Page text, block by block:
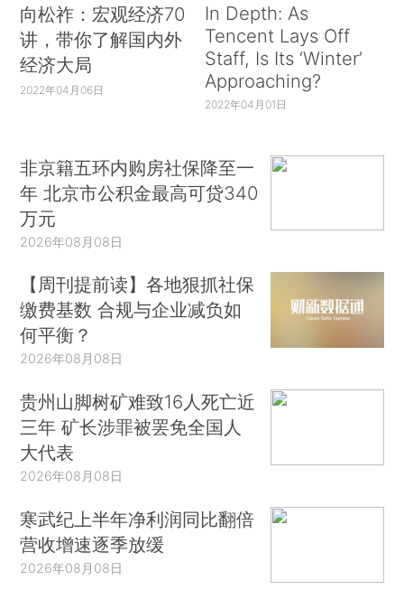
向松祚：宏观经济70
讲，带你了解国内外
经济大局
2022年04月06日
In Depth: As
Tencent Lays Off
Staff, Is Its ‘Winter’
Approaching?
2022年04月01日
非京籍五环内购房社保降至一
年 北京市公积金最高可贷340
万元
2026年08月08日
【周刊提前读】各地狠抓社保
缴费基数 合规与企业减负如
何平衡？
2026年08月08日
贵州山脚树矿难致16人死亡近
三年 矿长涉罪被罢免全国人
大代表
2026年08月08日
寒武纪上半年净利润同比翻倍
营收增速逐季放缓
2026年08月08日